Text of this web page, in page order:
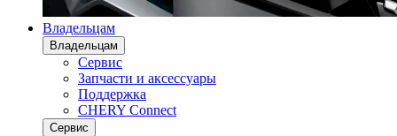
Владельцам
Владельцам
Сервис
Запчасти и аксессуары
Поддержка
CHERY Connect
Сервис